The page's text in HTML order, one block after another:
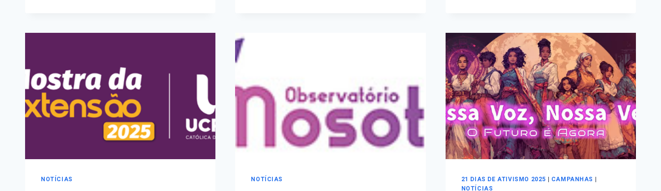
–
POLÍTICAS,
SABERES
E
PRÁTICAS
DE
RESISTÊNCIA
NO
ENFRENTAMENTO
A
VIOLÊNCIA
CONTRA
MENINAS
NOTÍCIAS NOTÍCIAS 21 DIAS DE ATIVISMO 2025 | CAMPANHAS |
NOTÍCIAS